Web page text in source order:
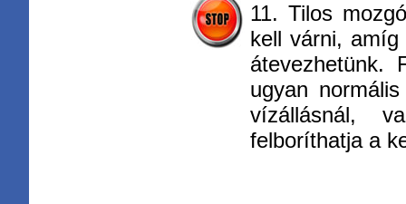
11. Tilos
kell várni, amíg
átevezhetünk.
ugyan
vízállásnál,
felboríthatja a